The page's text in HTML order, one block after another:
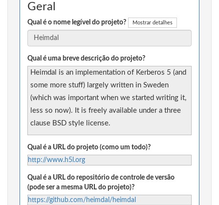
Geral
Qual é o nome legível do projeto? Mostrar detalhes
Qual é uma breve descrição do projeto?
Heimdal is an implementation of Kerberos 5 (and
some more stuff) largely written in Sweden
(which was important when we started writing it,
less so now). It is freely available under a three
clause BSD style license.
Qual é a URL do projeto (como um todo)?
http://www.h5l.org
Qual é a URL do repositório de controle de versão
(pode ser a mesma URL do projeto)?
https://github.com/heimdal/heimdal